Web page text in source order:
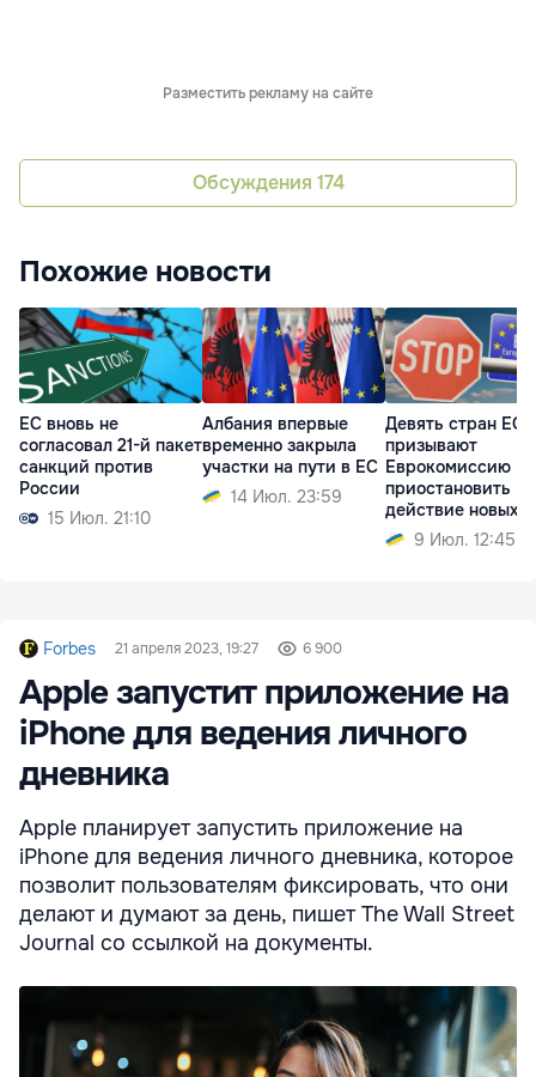
Разместить рекламу на сайте
Обсуждения 174
Похожие новости
ЕС вновь не
согласовал 21-й пакет
санкций против
России
15 Июл. 21:10
Албания впервые
временно закрыла
участки на пути в ЕС
14 Июл. 23:59
Девять стран ЕС
призывают
Еврокомиссию
приостановить
действие новых
правил въезда
9 Июл. 12:45
Forbes 21 апреля 2023, 19:27 6 900
Apple запустит приложение на
iPhone для ведения личного
дневника
Apple планирует запустить приложение на
iPhone для ведения личного дневника, которое
позволит пользователям фиксировать, что они
делают и думают за день, пишет The Wall Street
Journal со ссылкой на документы.